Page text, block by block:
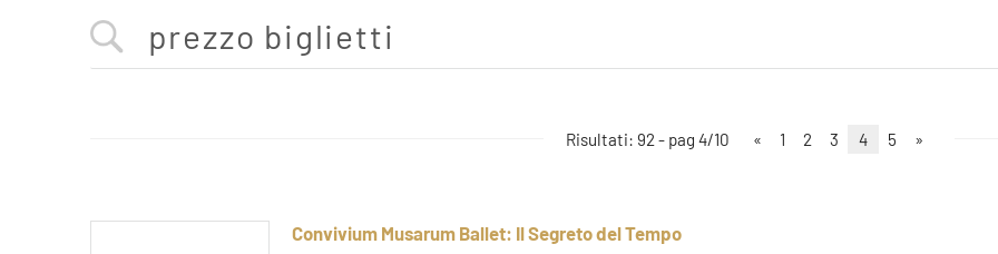
Risultati: 92 - pag 4/10 « 1 2 3 4 5 »
Convivium Musarum Ballet: Il Segreto del Tempo